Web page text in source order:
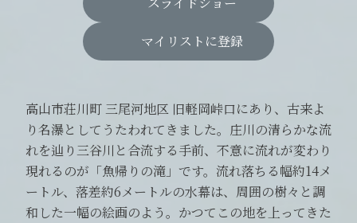
高山市荘川町 三尾河地区 旧軽岡峠口にあり、古来よ
り名瀑としてうたわれてきました。庄川の清らかな流
れを辿り三谷川と合流する手前、不意に流れが変わり
現れるのが「魚帰りの滝」です。流れ落ちる幅約14メ
ートル、落差約6メートルの水幕は、周囲の樹々と調
和した一幅の絵画のよう。かつてこの地を上ってきた
マイリストに登録